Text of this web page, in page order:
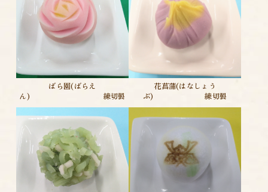
ばら園(ばらえ
ん) 練切製
花菖蒲(はなしょう
ぶ) 練切製